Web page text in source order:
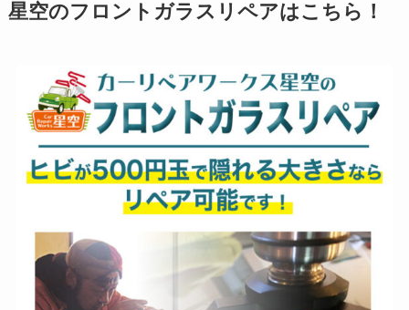
星空のフロントガラスリペアはこちら！